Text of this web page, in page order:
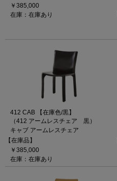
￥385,000
在庫：在庫あり
412 CAB 【在庫色/黒】
（412 アームレスチェア 黒）
キャブ アームレスチェア
【在庫品】
￥385,000
在庫：在庫あり